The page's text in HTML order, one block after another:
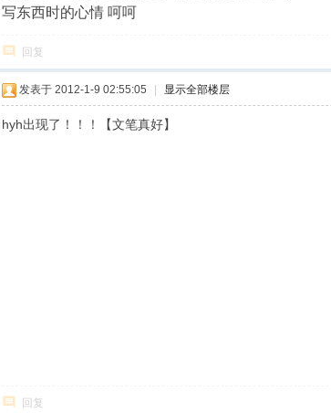
写东西时的心情 呵呵
回复
发表于 2012-1-9 02:55:05 显示全部楼层
hyh出现了！！！【文笔真好】
回复